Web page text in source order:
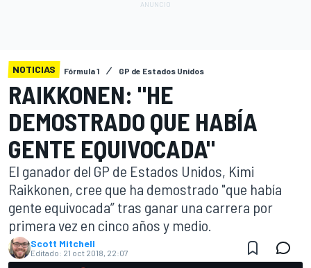
NOTICIAS Fórmula 1 GP de Estados Unidos
RAIKKONEN: "HE
DEMOSTRADO QUE HABÍA
GENTE EQUIVOCADA"
El ganador del GP de Estados Unidos, Kimi
Raikkonen, cree que ha demostrado "que había
gente equivocada” tras ganar una carrera por
primera vez en cinco años y medio.
Scott Mitchell
Editado: 21 oct 2018, 22:07